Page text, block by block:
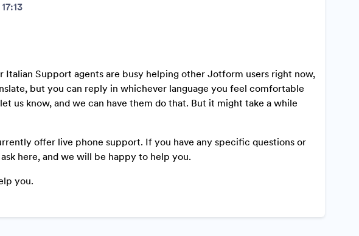
Support agents are busy helping other Jotform users right now,
but you can reply in whichever language you feel comfortable
us know, and we can have them do that. But it might take a while
offer live phone support. If you have any specific questions or
here, and we will be happy to help you.
you.